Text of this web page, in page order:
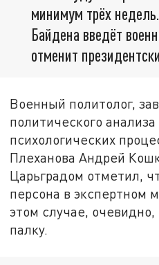
минимум трёх
Байдена введёт
отменит
Военный политолог,
политического
психологических
Плеханова Андрей
Царьградом отметил,
персона в экспертном
этом случае, очевидно,
палку.